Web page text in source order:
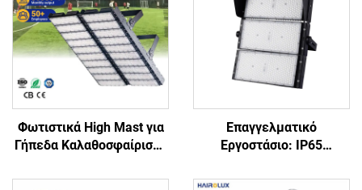
Φωτιστικά High Mast για
Γήπεδα Καλαθοσφαίρισης
Φωτισμός Σταδίων,
Επαγγελματικό
Εργοστάσιο: IP65
Μπέιζμπολ και